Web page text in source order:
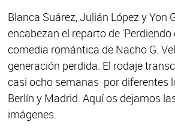
Blanca Suárez, Julián López y Yon
encabezan el reparto de 'Perdiendo
comedia romántica de Nacho G.
generación perdida. El rodaje
casi ocho semanas por diferentes
Berlín y Madrid. Aquí os dejamos
imágenes.